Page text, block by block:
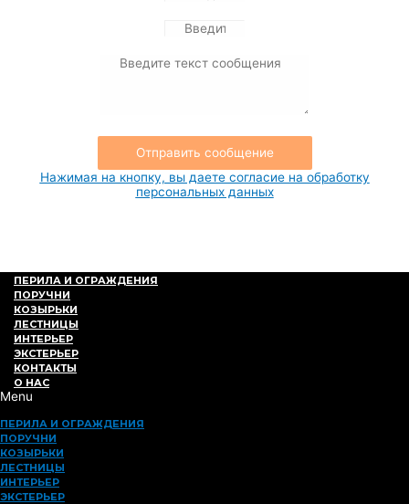
Отправить сообщение
Нажимая на кнопку, вы даете согласие на обработку
персональных данных
ПЕРИЛА И ОГРАЖДЕНИЯ
ПОРУЧНИ
КОЗЫРЬКИ
ЛЕСТНИЦЫ
ИНТЕРЬЕР
ЭКСТЕРЬЕР
КОНТАКТЫ
О НАС
Menu
ПЕРИЛА И ОГРАЖДЕНИЯ
ПОРУЧНИ
КОЗЫРЬКИ
ЛЕСТНИЦЫ
ИНТЕРЬЕР
ЭКСТЕРЬЕР